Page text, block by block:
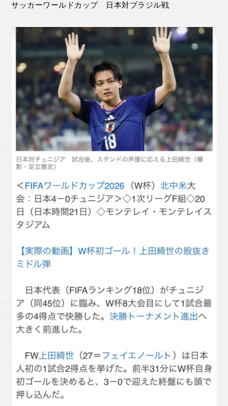
サッカーワールドカップ 日本対ブラジル戦